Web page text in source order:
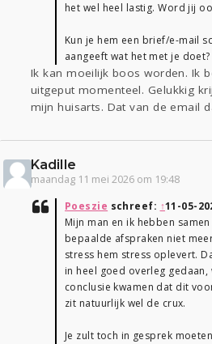
het wel heel lastig. Word jij
Kun je hem een brief/e-mail
aangeeft wat het met je doet?
Ik kan moeilijk boos worden. Ik
uitgeput momenteel. Gelukkig
mijn huisarts. Dat van de email
Kadille
maandag 11 mei 2026 om 19:48
Poeszie schreef: ↑11-05-
Mijn man en ik hebben
bepaalde afspraken niet
stress hem stress oplevert.
in heel goed overleg gedaan,
conclusie kwamen dat dit
zit natuurlijk wel de crux.
Je zult toch in gesprek